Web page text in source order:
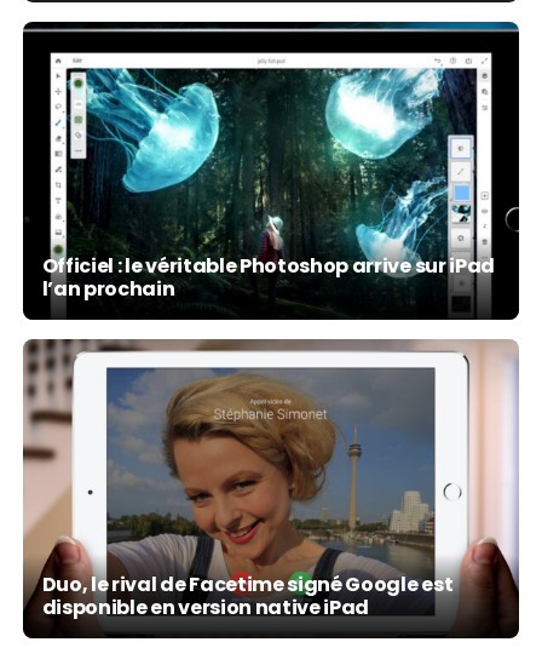
Officiel : le véritable Photoshop arrive sur iPad
l’an prochain
Duo, le rival de Facetime signé Google est
disponible en version native iPad